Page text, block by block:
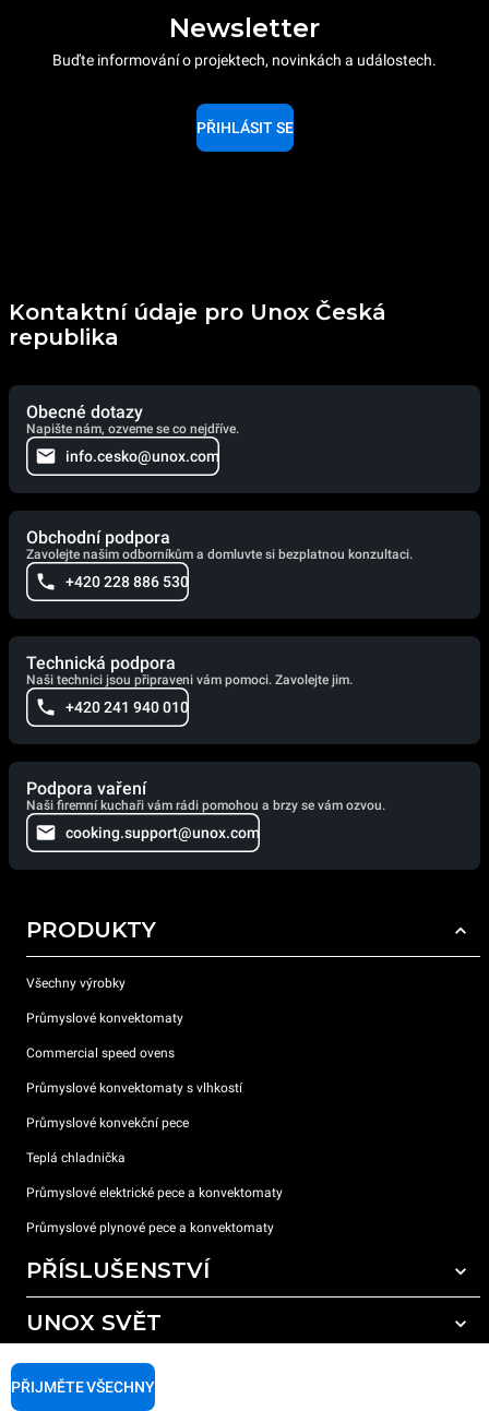
Newsletter
Buďte informování o projektech, novinkách a událostech.
PŘIHLÁSIT SE
Kontaktní údaje pro Unox Česká
republika
Obecné dotazy
Napište nám, ozveme se co nejdříve.
info.cesko@unox.com
Obchodní podpora
Zavolejte našim odborníkům a domluvte si bezplatnou konzultaci.
+420 228 886 530
Technická podpora
Naši technici jsou připraveni vám pomoci. Zavolejte jim.
+420 241 940 010
Podpora vaření
Naši firemní kuchaři vám rádi pomohou a brzy se vám ozvou.
cooking.support@unox.com
PRODUKTY
Všechny výrobky
Průmyslové konvektomaty
Commercial speed ovens
Průmyslové konvektomaty s vlhkostí
Průmyslové konvekční pece
Teplá chladnička
Průmyslové elektrické pece a konvektomaty
Průmyslové plynové pece a konvektomaty
PŘÍSLUŠENSTVÍ
Všechna příslušenství
Čisticí prostředky pro ruční mytí
UNOX SVĚT
Naše pobočky po celém světě
PODPORA
PŘIJMĚTE VŠECHNY